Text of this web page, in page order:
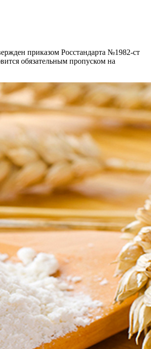
приказом Росстандарта №1982-ст
обязательным пропуском на